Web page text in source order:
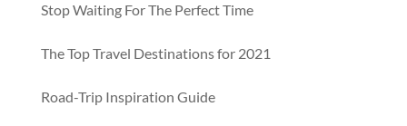
Stop Waiting For The Perfect Time
The Top Travel Destinations for 2021
Road-Trip Inspiration Guide